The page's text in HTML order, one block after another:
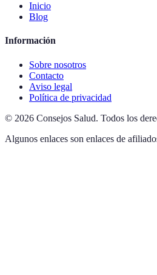
Inicio
Blog
Información
Sobre nosotros
Contacto
Aviso legal
Política de privacidad
© 2026 Consejos Salud. Todos los
Algunos enlaces son enlaces de